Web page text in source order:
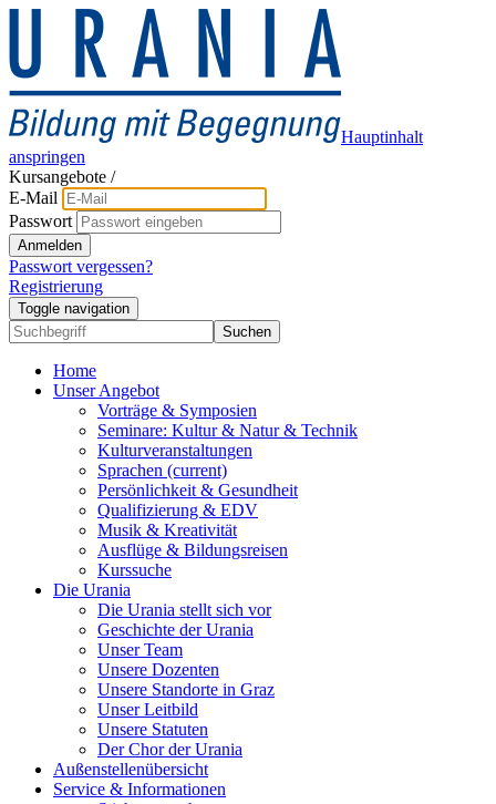
Hauptinhalt
anspringen
Kursangebote /
E-Mail
Passwort
Anmelden
Passwort vergessen?
Registrierung
Toggle navigation
Suchen
Home
Unser Angebot
Vorträge & Symposien
Seminare: Kultur & Natur & Technik
Kulturveranstaltungen
Sprachen (current)
Persönlichkeit & Gesundheit
Qualifizierung & EDV
Musik & Kreativität
Ausflüge & Bildungsreisen
Kurssuche
Die Urania
Die Urania stellt sich vor
Geschichte der Urania
Unser Team
Unsere Dozenten
Unsere Standorte in Graz
Unser Leitbild
Unsere Statuten
Der Chor der Urania
Außenstellenübersicht
Service & Informationen